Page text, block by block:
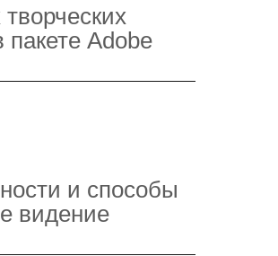
пакете Adobe
и способы
видение